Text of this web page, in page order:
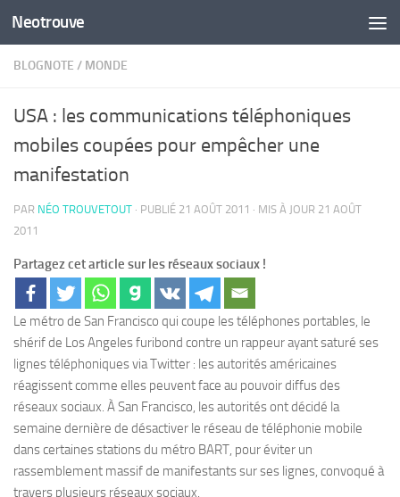
Skip to content
Neotrouve
BLOGNOTE / MONDE
USA : les communications téléphoniques
mobiles coupées pour empêcher une
manifestation
PAR NÉO TROUVETOUT · PUBLIÉ 21 AOÛT 2011 · MIS À JOUR 21 AOÛT
2011
Partagez cet article sur les réseaux sociaux !
Le métro de San Francisco qui coupe les téléphones portables, le
shérif de Los Angeles furibond contre un rappeur ayant saturé ses
lignes téléphoniques via Twitter : les autorités américaines
réagissent comme elles peuvent face au pouvoir diffus des
réseaux sociaux. À San Francisco, les autorités ont décidé la
semaine dernière de désactiver le réseau de téléphonie mobile
dans certaines stations du métro BART, pour éviter un
rassemblement massif de manifestants sur ses lignes, convoqué à
travers plusieurs réseaux sociaux.